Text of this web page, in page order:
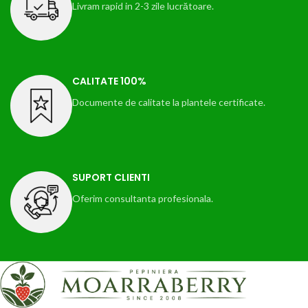
Livram rapid in 2-3 zile lucrătoare.
CALITATE 100%
Documente de calitate la plantele certificate.
SUPORT CLIENTI
Oferim consultanta profesionala.